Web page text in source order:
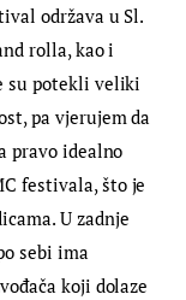
održava u Sl.
rolla, kao i
su potekli veliki
pa vjerujem da
pravo idealno
festivala, što je
U zadnje
sebi ima
koji dolaze